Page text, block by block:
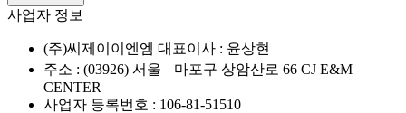
사업자 정보
(주)씨제이이엔엠 대표이사 : 윤상현
주소 : (03926) 서울 마포구 상암산로 66 CJ E&M
CENTER
사업자 등록번호 : 106-81-51510